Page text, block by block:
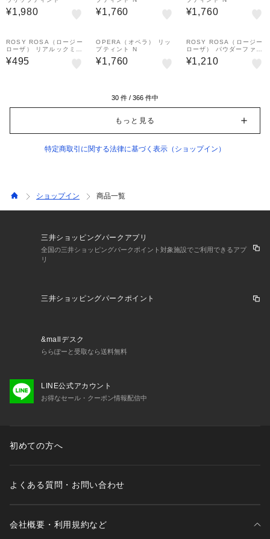
¥1,980 ¥1,760 ¥1,760
ROSY ROSA（ロージー
ローザ） リアルックミラ
ー<ミニ> パープル
¥495
OPERA（オペラ） リッ
プティント N
¥1,760
ROSY ROSA（ロージー
ローザ） パウダーファン
ブラシ
¥1,210
30 件 / 366 件中
もっと見る
特定商取引に関する法律に基づく表示（ショップイン）
ショップイン 商品一覧
三井ショッピングパークアプリ
全国の三井ショッピングパークポイント対象施設でご利用できるアプ
リ
三井ショッピングパークポイント
&mallデスク
ららぽーと受取なら送料無料
LINE公式アカウント
お得なセール・クーポン情報配信中
初めての方へ
よくある質問・お問い合わせ
会社概要・利用規約など